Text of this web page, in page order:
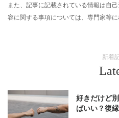
また、記事に記載されている情報は自
容に関する事項については、専門家等に
新着
好きだけど
ばいい？復